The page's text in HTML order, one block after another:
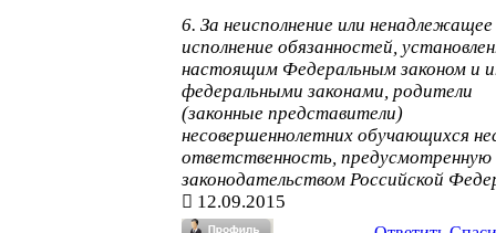
6. За неисполнение или ненадлежащее
исполнение обязанностей,
настоящим Федеральным законом и
федеральными законами, родители
(законные представители)
несовершеннолетних обучающихся
ответственность, предусмотренную
законодательством Российской
12.09.2015